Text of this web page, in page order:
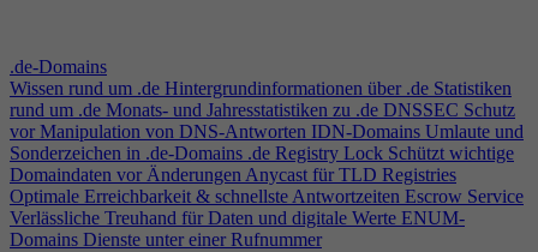
.de-Domains
Wissen rund um .de Hintergrundinformationen über .de Statistiken
rund um .de Monats- und Jahresstatistiken zu .de DNSSEC Schutz
vor Manipulation von DNS-Antworten IDN-Domains Umlaute und
Sonderzeichen in .de-Domains .de Registry Lock Schützt wichtige
Domaindaten vor ÄnderungenAnycast für TLD Registries
Optimale Erreichbarkeit & schnellste Antwortzeiten Escrow Service
Verlässliche Treuhand für Daten und digitale Werte ENUM-
Domains Dienste unter einer Rufnummer